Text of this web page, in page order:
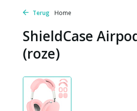
Terug Home
ShieldCase
(roze)